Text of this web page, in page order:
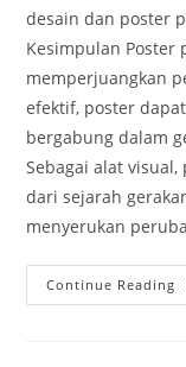
desain dan poster
Kesimpulan Poster
memperjuangkan
efektif, poster
bergabung dalam
Sebagai alat
dari sejarah
menyerukan
Continue Reading